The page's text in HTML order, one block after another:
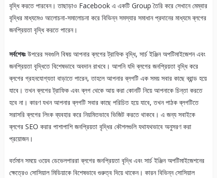
বৃদ্ধি করতে পারবেন। তাছাড়াও Facebook এ একটি Group তৈরি করে সেখানে মেম্বার
বৃদ্ধির মাধ্যমেও আলোচনা-সমালোচনা করে বিভিন্ন সমস্যার সমাধান প্রদানের মাধ্যমে ব্লগের
জনপ্রিয়তা বৃদ্ধি করতে পারেন।
সর্বশেষঃউপরের সবগুলি বিষয় আপনার ব্লগের ট্রাফিক বৃদ্ধি, সার্চ ইঞ্জিন অপটিমাইজেশন এবং
জনপ্রিয়তা বৃদ্ধিতে বিশেষভাবে অবদান রাখবে। আপনি যদি ব্লগের জনপ্রিয়তা বৃদ্ধি করে
ব্লগের গ্রহনযোগ্যতা বাড়াতে পারেন, তাহলে আপনার ব্লগটি এক সময় সবার কাছে ব্রান্ড হয়ে
যাবে। তখন ব্লগের ট্রাফিক এবং ব্লগ থেকে আয় করা কোনটি নিয়ে আপনাকে চিন্তা করতে
হবে না। কারণ যখন আপনার ব্লগটি সবার কাছে পরিচিত হয়ে যাবে, তখন পাঠক ব্লগটিতে
সরাসরি ব্লগের লিংক ব্যবহার করে নিয়মিতভাবে ভিজিট করতে থাকবে। এ জন্য সবাইকে
ব্লগের SEO করার পাশাপাশি জনপ্রিয়তা বৃদ্ধির কৌশলগুলি যথাযথভাবে অনুসরণ করা
প্রয়োজন।
বর্তমান সময়ে ওয়েব ডেভেলপাররা ব্লগের জনপ্রিয়তা বৃদ্ধি এবং সার্চ ইঞ্জিন অপটিমাইজেশনের
ক্ষেত্রেও সোসিয়াল মিডিয়াকে বিশেষভাবে গুরুত্ব দিয়ে থাকেন। কারন বিভিন্ন সোসিয়াল